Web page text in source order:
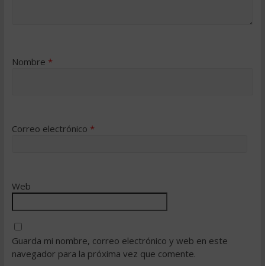
Nombre *
Correo electrónico *
Web
Guarda mi nombre, correo electrónico y web en este
navegador para la próxima vez que comente.